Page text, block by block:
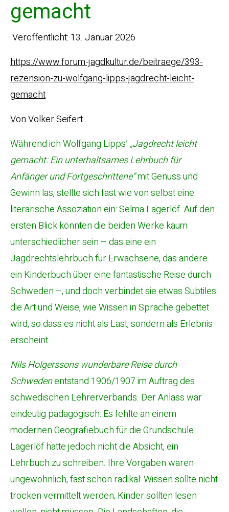
gemacht
Veröffentlicht: 13. Januar 2026
https://www.forum-jagdkultur.de/beitraege/393-
rezension-zu-wolfgang-lipps-jagdrecht-leicht-
gemacht
Von Volker Seifert
Während ich Wolfgang Lipps’„Jagdrecht leicht
gemacht: Ein unterhaltsames Lehrbuch für
Anfänger und Fortgeschrittene“mit Genuss und
Gewinn las, stellte sich fast wie von selbst eine
literarische Assoziation ein: Selma Lagerlöf. Auf den
ersten Blick könnten die beiden Werke kaum
unterschiedlicher sein – das eine ein
Jagdrechtslehrbuch für Erwachsene, das andere
ein Kinderbuch über eine fantastische Reise durch
Schweden –, und doch verbindet sie etwas Subtiles:
die Art und Weise, wie Wissen in Sprache gebettet
wird, so dass es nicht als Last, sondern als Erlebnis
erscheint.
Nils Holgerssons wunderbare Reise durch
Schwedenentstand 1906/1907 im Auftrag des
schwedischen Lehrerverbands. Der Anlass war
eindeutig pädagogisch: Es fehlte an einem
modernen Geografiebuch für die Grundschule.
Lagerlöf hatte jedoch nicht die Absicht, ein
Lehrbuch zu schreiben. Ihre Vorgaben waren
ungewöhnlich, fast schon radikal: Wissen sollte nicht
trocken vermittelt werden; Kinder sollten lesen